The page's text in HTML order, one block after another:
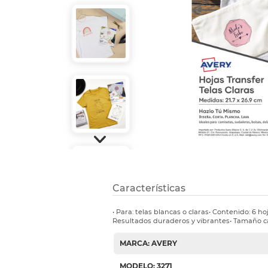
Refuerzos
Características
• Para: telas blancas o claras• Contenido: 6
Resultados duraderos y vibrantes• Tamaño
MARCA: AVERY
MODELO: 3271